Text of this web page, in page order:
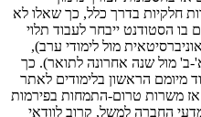
חלקיות בדרך כלל, כך שאלו לא
בו הסטודנט ייבחר לעבוד תלוי
מול לימודי ערב),
א'-ב' מול שנה אחרונה לתואר). כך
מיומם הראשון בלימודים לאתר
משרות טרום-התמחות בפירמות
החברה למשל, קרוב לוודאי